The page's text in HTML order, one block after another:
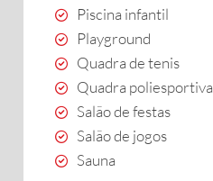
Piscina infantil
Playground
Quadra de tenis
Quadra poliesportiva
Salão de festas
Salão de jogos
Sauna